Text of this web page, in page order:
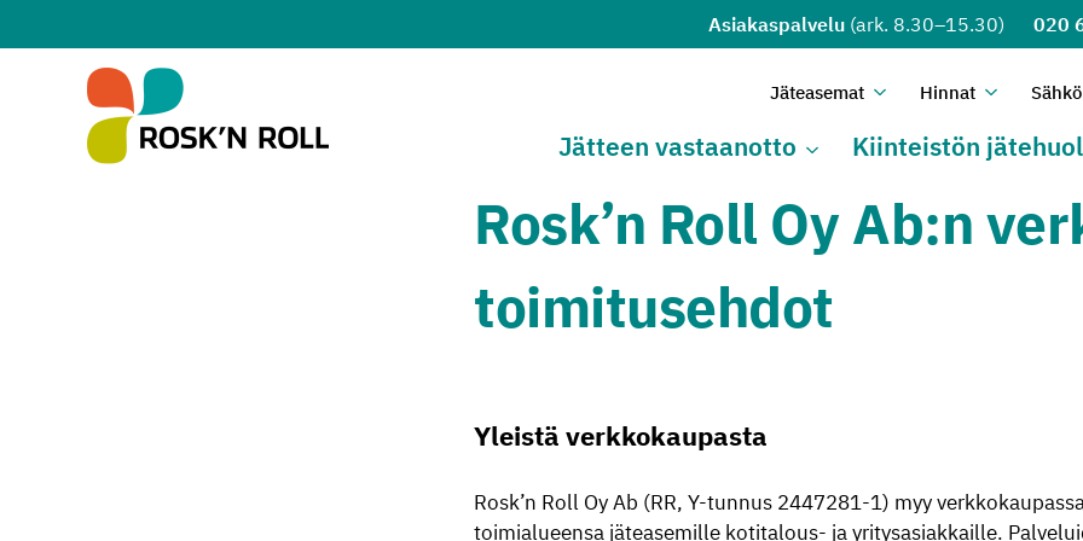
Asiakaspalvelu (ark. 8.30–15.30) 020
Jä­tea­se­mat Avaa alivalikko
Sulje alivalikko
Hin­nat Avaa
Sulje
Jät­teen vas­taan­ot­to Avaa alivalikko
Sulje alivalikko
Kiin­teis­tön
Rosk’n Roll Oy Ab:n
toimitusehdot
Yleistä verkkokaupasta
Rosk’n Roll Oy Ab (RR, Y-tunnus 2447281-1) myy
toimialueensa jäteasemille kotitalous- ja yritysasiakkaille.